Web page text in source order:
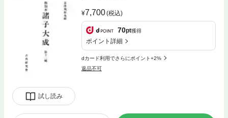
試し読み
7,700(税込)
70pt獲得
ポイント詳細
dカード利用でさらにポイント+2%
返品不可